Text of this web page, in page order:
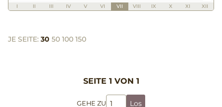
I II III IV V VI VII VIII IX X XI XII
JE SEITE: 30 50 100 150
SEITE 1 VON 1
GEHE ZU Los